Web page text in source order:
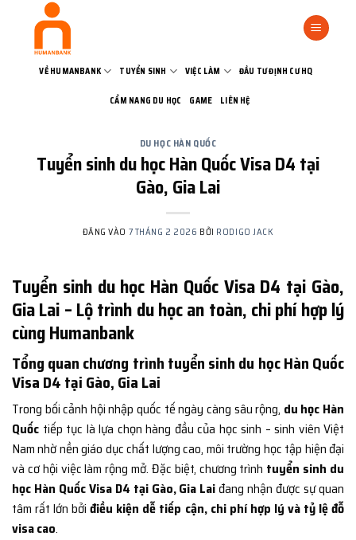
VỀ HUMANBANK TUYỂN SINH VIỆC LÀM ĐẦU TƯ ĐỊNH CƯ HQ
CẨM NANG DU HỌC GAME LIÊN HỆ
DU HỌC HÀN QUỐC
Tuyển sinh du học Hàn Quốc Visa D4 tại
Gào, Gia Lai
ĐĂNG VÀO 7 THÁNG 2 2026 BỞI RODIGO JACK
Tuyển sinh du học Hàn Quốc Visa D4 tại Gào,
Gia Lai – Lộ trình du học an toàn, chi phí hợp lý
cùng Humanbank
Tổng quan chương trình tuyển sinh du học Hàn Quốc
Visa D4 tại Gào, Gia Lai
Trong bối cảnh hội nhập quốc tế ngày càng sâu rộng, du học Hàn
Quốc tiếp tục là lựa chọn hàng đầu của học sinh – sinh viên Việt
Nam nhờ nền giáo dục chất lượng cao, môi trường học tập hiện đại
và cơ hội việc làm rộng mở. Đặc biệt, chương trình tuyển sinh du
học Hàn Quốc Visa D4 tại Gào, Gia Laiđang nhận được sự quan
tâm rất lớn bởiđiều kiện dễ tiếp cận, chi phí hợp lý và tỷ lệ đỗ
visa cao.